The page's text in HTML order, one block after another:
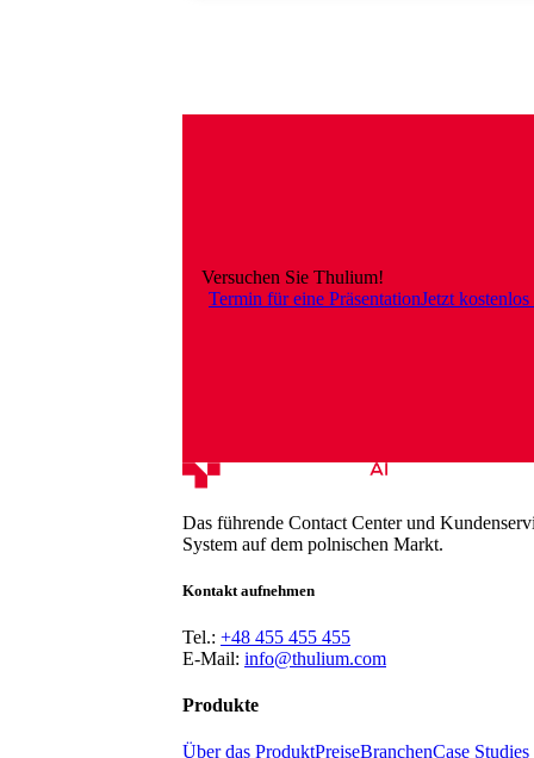
Versuchen Sie Thulium!
Termin für eine PräsentationJetzt kostenlos
Das führende Contact Center und
System auf dem polnischen Markt.
Kontakt aufnehmen
Tel.: +48 455 455 455
E-Mail: info@thulium.com
Produkte
Über das ProduktPreiseBranchenCase Studies